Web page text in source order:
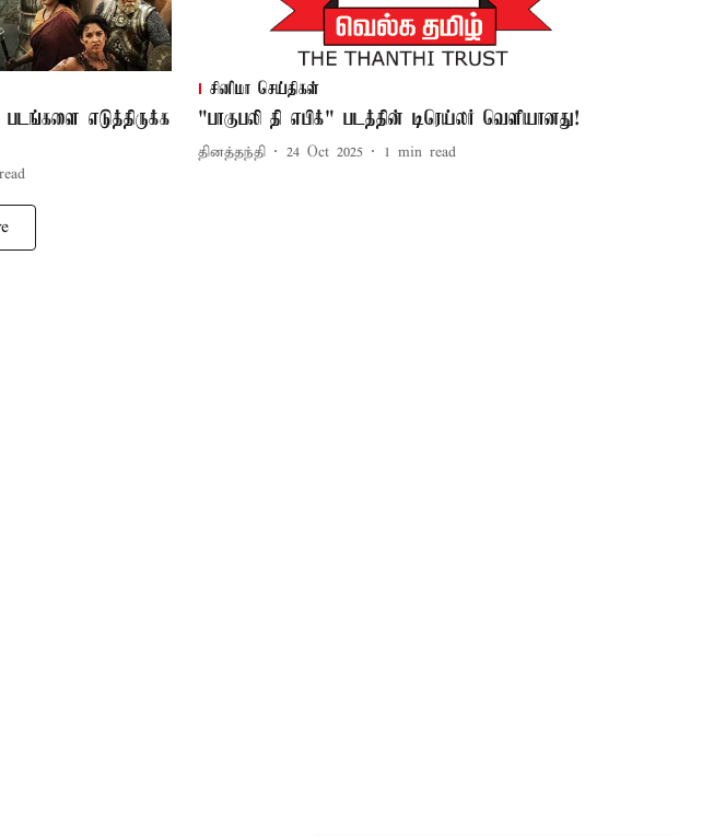
எடுத்திருக்க
சினிமா செய்திகள்
"பாகுபலி தி எபிக்" படத்தின் டிரெய்லர் வெளியானது!
தினத்தந்தி 24 Oct 2025 1 min read